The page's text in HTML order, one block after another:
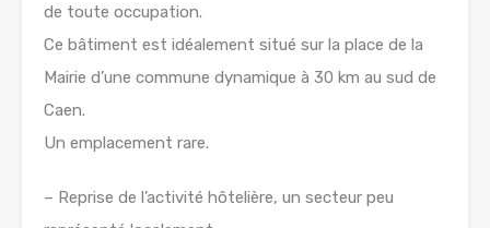
de toute occupation.
Ce bâtiment est idéalement situé sur la place de la
Mairie d’une commune dynamique à 30 km au sud de
Caen.
Un emplacement rare.
– Reprise de l’activité hôtelière, un secteur peu